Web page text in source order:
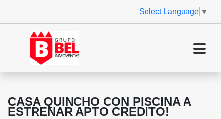
Select Language ▼
CASA QUINCHO CON PISCINA A
ESTRENAR APTO CREDITO!